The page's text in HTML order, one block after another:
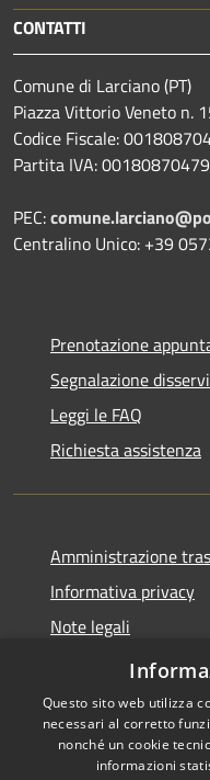
CONTATTI
Comune di Larciano (PT)
Piazza Vittorio Veneto n.
Codice Fiscale:
Partita IVA: 00180870479
PEC:
Centralino Unico: +39
Prenotazione
Segnalazione
Leggi le FAQ
Richiesta assistenza
Amministrazione
Informativa privacy
Note legali
Dichiarazione di
Questo sito web utilizza
necessari al corretto
nonché un cookie
informazioni